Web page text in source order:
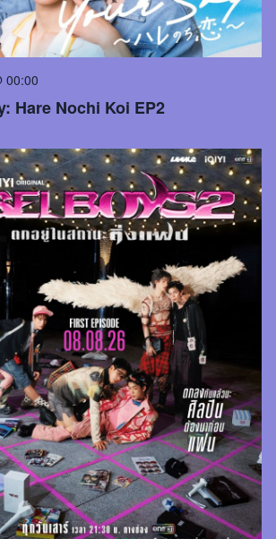
Hare Nochi Koi EP2
00:00